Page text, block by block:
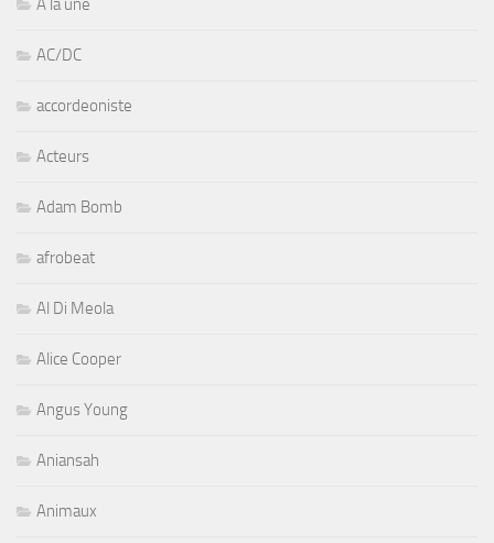
A la une
AC/DC
accordeoniste
Acteurs
Adam Bomb
afrobeat
Al Di Meola
Alice Cooper
Angus Young
Aniansah
Animaux